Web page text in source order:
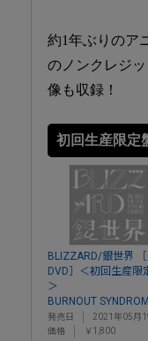
約1年ぶりのア
のノンクレジ
像も収録！
初回生産限定
BLIZZARD/銀世界
DVD］＜初回生産限
＞
BURNOUT
発売日
2021年05月
価格
￥1,800